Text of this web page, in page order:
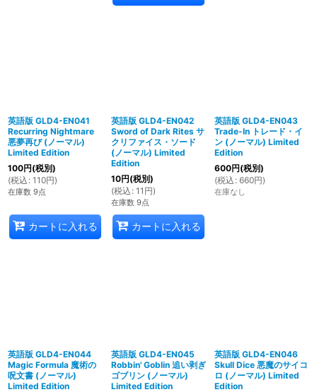
英語版 GLD4-EN041
Recurring Nightmare
悪夢再び (ノーマル)
Limited Edition
100円(税別)
(税込 : 110円)
在庫数 9点
カートに入れる
英語版 GLD4-EN042
Sword of Dark Rites サ
クリファイス・ソード
(ノーマル) Limited
Edition
10円(税別)
(税込 : 11 円)
在庫数 9点
カートに入れる
英語版 GLD4-EN043
Trade-In トレード・イ
ン (ノーマル) Limited
Edition
600円(税別)
(税込 : 660円)
在庫なし
英語版 GLD4-EN044
Magic Formula 魔術の
呪文書 (ノーマル)
Limited Edition
英語版 GLD4-EN045
Robbin' Goblin 追い剥ぎ
ゴブリン (ノーマル)
Limited Edition
英語版 GLD4-EN046
Skull Dice 悪魔のサイコ
ロ (ノーマル) Limited
Edition